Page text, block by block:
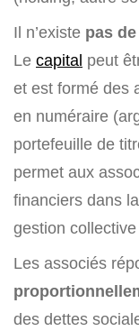
Il n’existe pas
Le capital peut
et est formé des
en numéraire
portefeuille de
permet aux
financiers dans
gestion
Les associés
des dettes